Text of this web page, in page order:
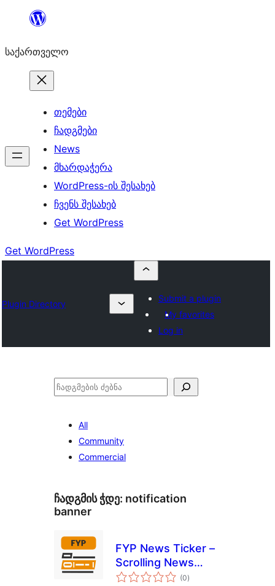
შიგთავსზე
საქართველო
თემები
ჩადგმები
News
მხარდაჭერა
WordPress-ის შესახებ
ჩვენს შესახებ
Get WordPress
Get WordPress
Plugin Directory
Submit a plugin
My favorites
Log in
ძებნა
All
Community
Commercial
ჩადგმის ჭდე: notification
banner
FYP News Ticker –
Scrolling News
Banner &
(0საერთო
რეიტინგი
)